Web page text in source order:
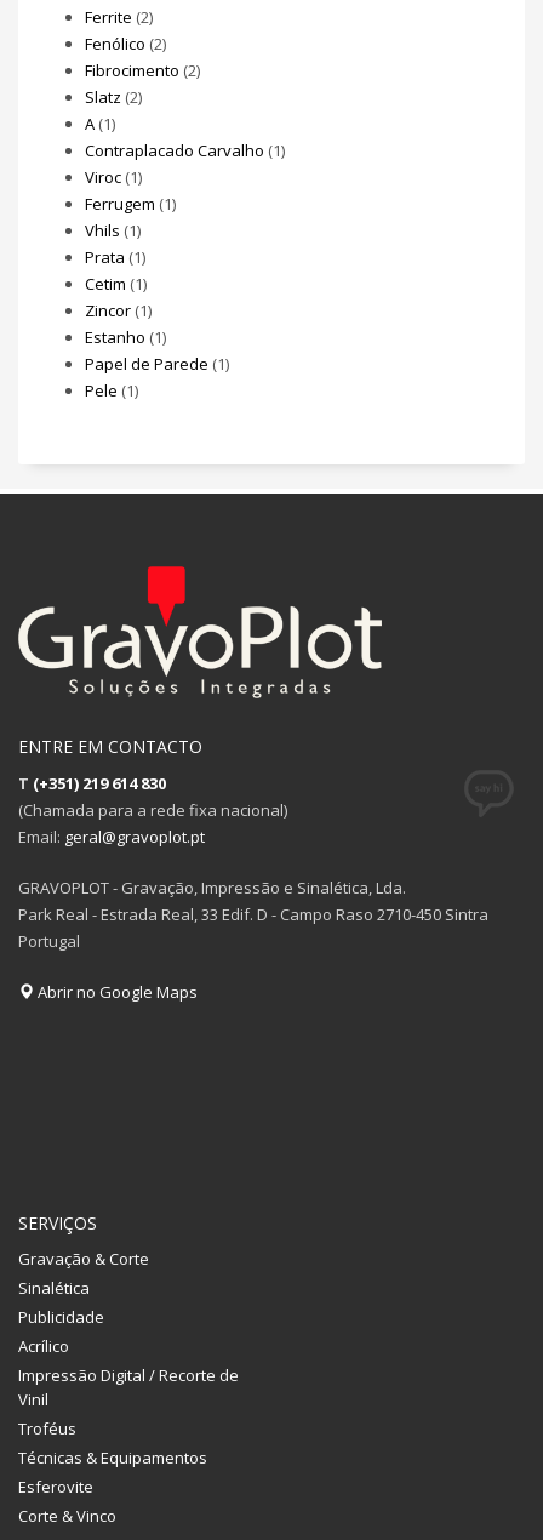
Ferrite (2)
Fenólico (2)
Fibrocimento (2)
Slatz (2)
A (1)
Contraplacado Carvalho (1)
Viroc (1)
Ferrugem (1)
Vhils (1)
Prata (1)
Cetim (1)
Zincor (1)
Estanho (1)
Papel de Parede (1)
Pele (1)
ENTRE EM CONTACTO
T (+351) 219 614 830
(Chamada para a rede fixa nacional)
Email: geral@gravoplot.pt
GRAVOPLOT - Gravação, Impressão e Sinalética, Lda.
Park Real - Estrada Real, 33 Edif. D - Campo Raso 2710-450 Sintra
Portugal
Abrir no Google Maps
SERVIÇOS
Gravação & Corte
Sinalética
Publicidade
Acrílico
Impressão Digital / Recorte de
Vinil
Troféus
Técnicas & Equipamentos
Esferovite
Corte & Vinco